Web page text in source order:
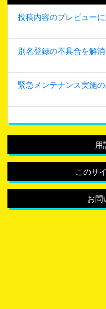
投稿内容のプレビュー
別名登録の不具合を解
用
このサ
お問